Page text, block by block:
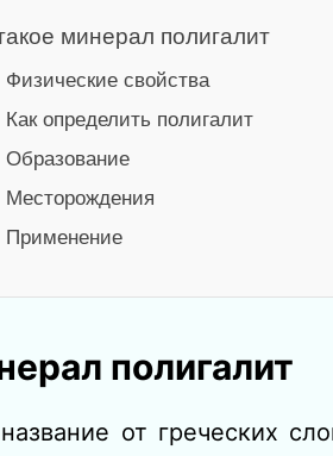
минерал полигалит
Физические свойства
Как определить полигалит
Образование
Месторождения
Применение
полигалит
от греческих